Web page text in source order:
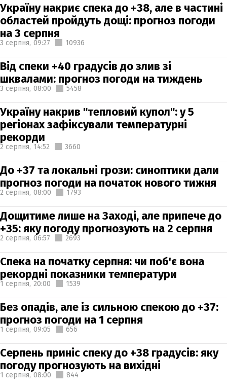
Україну накриє спека до +38, але в частині
областей пройдуть дощі: прогноз погоди
на 3 серпня
3 серпня, 09:27 10936
Від спеки +40 градусів до злив зі
шквалами: прогноз погоди на тиждень
3 серпня, 08:00 5458
Україну накрив "тепловий купол": у 5
регіонах зафіксували температурні
рекорди
2 серпня, 14:52 3660
До +37 та локальні грози: синоптики дали
прогноз погоди на початок нового тижня
2 серпня, 08:00 1793
Дощитиме лише на Заході, але припече до
+35: яку погоду прогнозують на 2 серпня
2 серпня, 06:57 2693
Спека на початку серпня: чи поб'є вона
рекордні показники температури
1 серпня, 20:00 1539
Без опадів, але із сильною спекою до +37:
прогноз погоди на 1 серпня
1 серпня, 09:05 656
Серпень приніс спеку до +38 градусів: яку
погоду прогнозують на вихідні
1 серпня, 08:00 844